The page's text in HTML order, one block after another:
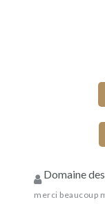
Domaine
merci beaucoup